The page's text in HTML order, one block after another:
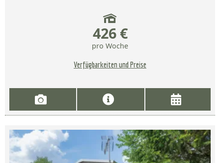
426 €
pro Woche
Verfügbarkeiten und Preise